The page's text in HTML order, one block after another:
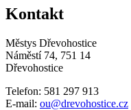
Kontakt
Městys Dřevohostice
Náměstí 74, 751 14
Dřevohostice
Telefon: 581 297 913
E-mail: ou@drevohostice.cz